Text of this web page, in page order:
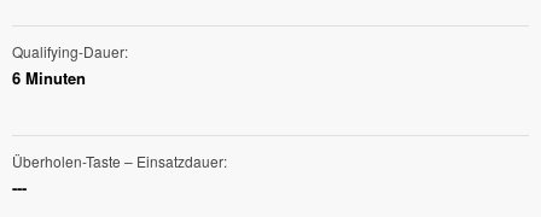
Qualifying-Dauer
6 Minuten
Überholen-Taste – Einsatzdauer
---